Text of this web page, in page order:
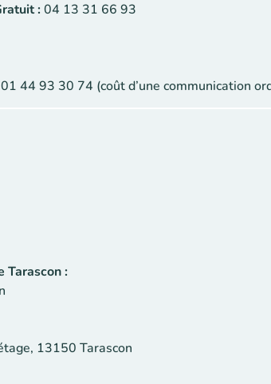
:04 13 31 66 93
44 93 30 74 (coût d’une communication
Tarascon :
13150 Tarascon